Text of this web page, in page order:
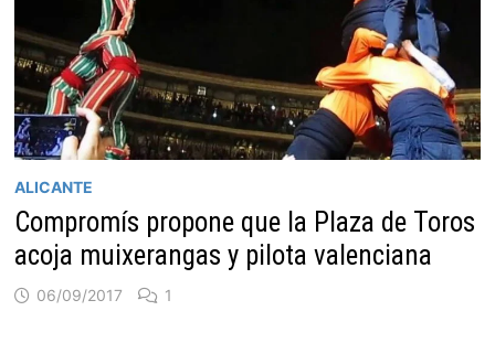
ALICANTE
Compromís propone que la Plaza de Toros
acoja muixerangas y pilota valenciana
06/09/2017 1